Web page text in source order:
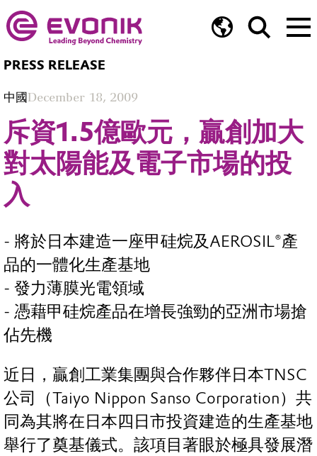
PRESS RELEASE
中國December 18, 2009
斥資1.5億歐元，贏創加大
對太陽能及電子市場的投
入
- 將於日本建造一座甲硅烷及AEROSIL®產
品的一體化生產基地
- 發力薄膜光電領域
- 憑藉甲硅烷產品在增長強勁的亞洲市場搶
佔先機
近日，贏創工業集團與合作夥伴日本TNSC
公司（Taiyo Nippon Sanso Corporation）共
同為其將在日本四日市投資建造的生產基地
舉行了奠基儀式。該項目著眼於極具發展潛